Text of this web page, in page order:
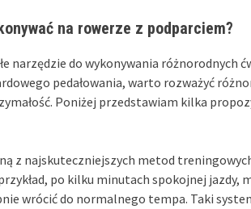
na rowerze z podparciem?
narzędzie do wykonywania różnorodnych
pedałowania, warto rozważyć
Poniżej przedstawiam kilka
z najskuteczniejszych metod
po kilku minutach spokojnej jazdy,
wrócić do normalnego tempa. Taki